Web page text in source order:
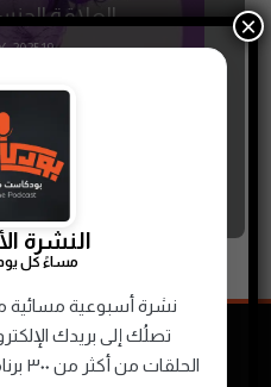
العلاقة
19 JANUARY، 2025
النشرة
مساءً كل
نشرة أسبوعية
تصلُك إلى بريدك
×